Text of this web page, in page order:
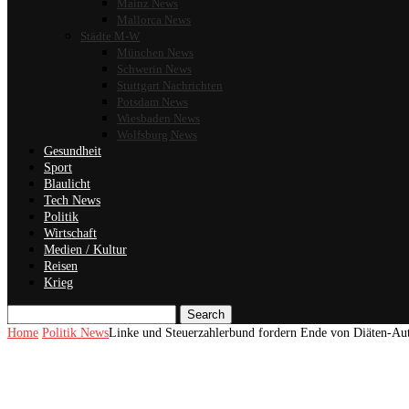
Mainz News
Mallorca News
Städte M-W
München News
Schwerin News
Stuttgart Nachrichten
Potsdam News
Wiesbaden News
Wolfsburg News
Gesundheit
Sport
Blaulicht
Tech News
Politik
Wirtschaft
Medien / Kultur
Reisen
Krieg
Search
Home Politik NewsLinke und Steuerzahlerbund fordern Ende von Diäten-